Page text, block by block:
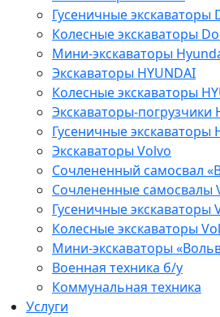
Гусеничные экскаваторы
Колесные экскаваторы
Мини-экскаваторы
Экскаваторы HYUNDAI
Колесные экскаваторы
Экскаваторы-погрузчики
Гусеничные экскаваторы
Экскаваторы Volvo
Сочлененный самосвал
Сочлененные самосвалы
Гусеничные экскаваторы
Колесные экскаваторы
Мини-экскаваторы
Военная техника б/у
Коммунальная техника
Услуги